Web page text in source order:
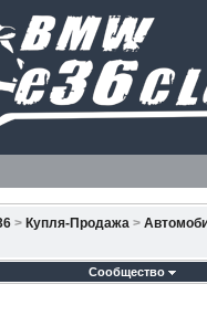
> Купля-Продажа >
Сообщество